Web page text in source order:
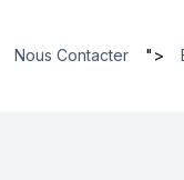
Nous Contacter ">